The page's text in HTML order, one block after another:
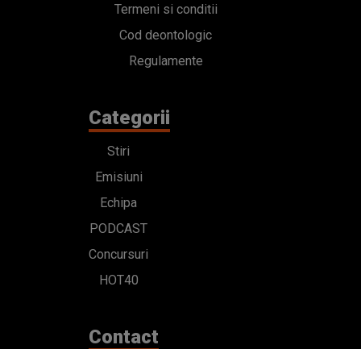
Termeni si conditii
Cod deontologic
Regulamente
Categorii
Stiri
Emisiuni
Echipa
PODCAST
Concursuri
HOT40
Contact